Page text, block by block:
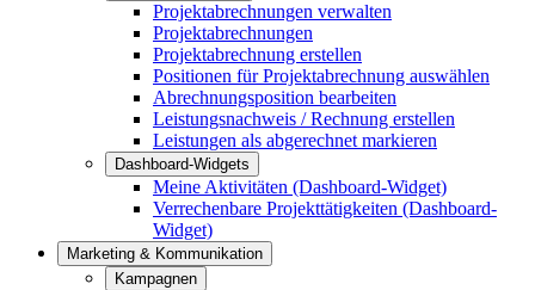
Projektabrechnungen verwalten
Projektabrechnungen
Projektabrechnung erstellen
Positionen für Projektabrechnung auswählen
Abrechnungsposition bearbeiten
Leistungsnachweis / Rechnung erstellen
Leistungen als abgerechnet markieren
Dashboard-Widgets
Meine Aktivitäten (Dashboard-Widget)
Verrechenbare Projekttätigkeiten (Dashboard-
Widget)
Marketing & Kommunikation
Kampagnen